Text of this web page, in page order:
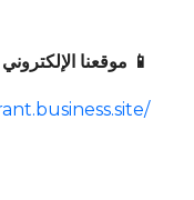
📱 موقعنا